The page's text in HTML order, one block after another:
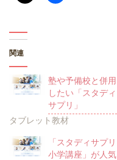
関連
塾や予備校と併用
したい「スタディ
サプリ」
タブレット教材
「スタディサプリ
小学講座」が人気